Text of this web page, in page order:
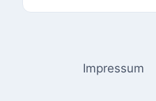
Impressum